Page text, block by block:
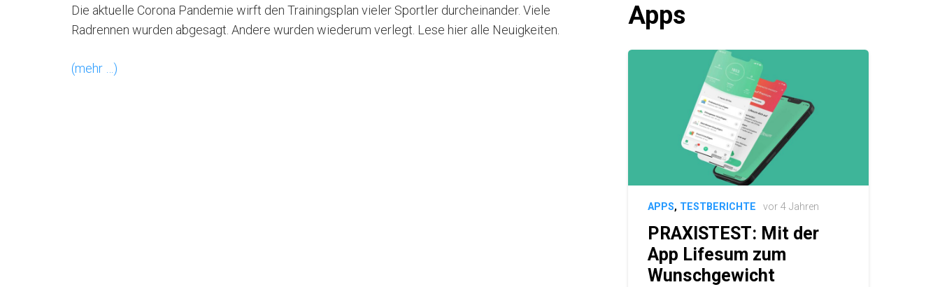
Die aktuelle Corona Pandemie wirft den Trainingsplan vieler Sportler durcheinander. Viele
Radrennen wurden abgesagt. Andere wurden wiederum verlegt. Lese hier alle Neuigkeiten.
(mehr …)
Apps
APPS, TESTBERICHTE vor 4 Jahren
PRAXISTEST: Mit der
App Lifesum zum
Wunschgewicht